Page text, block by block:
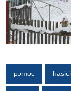
pomoc hasici